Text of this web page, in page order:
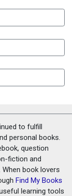
to fulfill
personal books.
question
fiction and
book lovers
Find My Books
learning tools